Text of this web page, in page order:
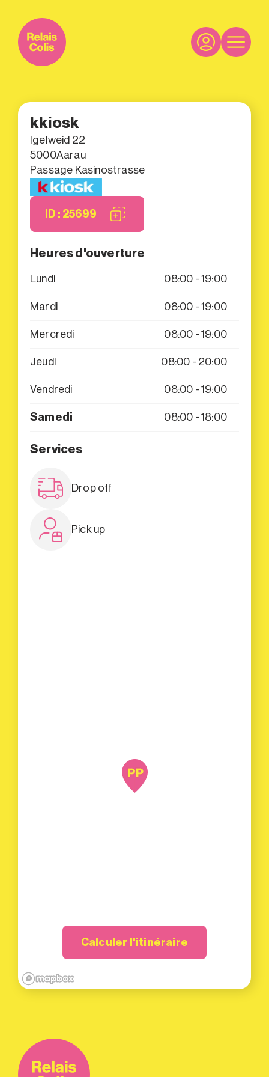
kkiosk
Igelweid 22
5000Aarau
Passage Kasinostrasse
ID : 25699
Heures d'ouverture
Lundi 08:00 - 19:00
Mardi 08:00 - 19:00
Mercredi 08:00 - 19:00
Jeudi 08:00 - 20:00
Vendredi 08:00 - 19:00
Samedi 08:00 - 18:00
Services
Drop off
Pick up
Calculer l'itinéraire